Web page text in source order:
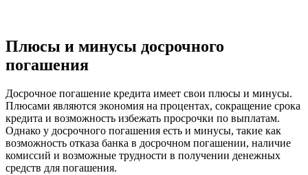
Плюсы и минусы досрочного
погашения
Досрочное погашение кредита имеет свои плюсы и минусы.
Плюсами являются экономия на процентах, сокращение срока
кредита и возможность избежать просрочки по выплатам.
Однако у досрочного погашения есть и минусы, такие как
возможность отказа банка в досрочном погашении, наличие
комиссий и возможные трудности в получении денежных
средств для погашения.